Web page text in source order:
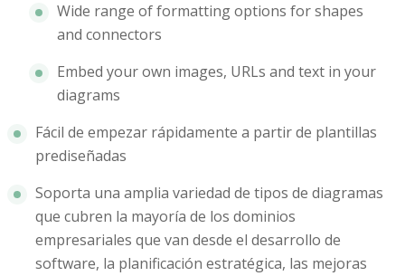
Wide range of formatting options for shapes
and connectors
Embed your own images, URLs and text in your
diagrams
Fácil de empezar rápidamente a partir de plantillas
prediseñadas
Soporta una amplia variedad de tipos de diagramas
que cubren la mayoría de los dominios
empresariales que van desde el desarrollo de
software, la planificación estratégica, las mejoras